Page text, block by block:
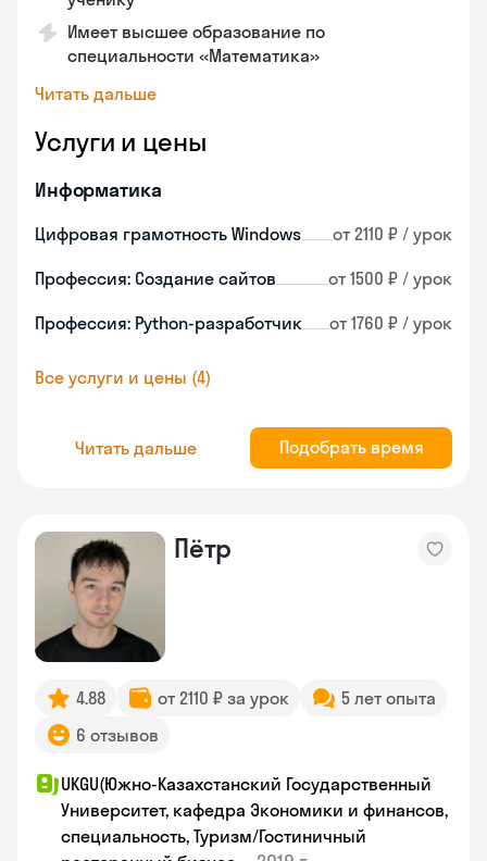
Имеет высшее образование по
специальности «Математика»
Читать дальше
Услуги и цены
Информатика
Цифровая грамотность Windows от 2110 ₽ / урок
Профессия: Создание сайтов от 1500 ₽ / урок
Профессия: Python-разработчик от 1760 ₽ / урок
Все услуги и цены (4)
Читать дальше Подобрать время
Пётр
4.88 от 2110 ₽ за урок
5 лет опыта
6 отзывов
UKGU(Южно-Казахстанский Государственный
Университет, кафедра Экономики и финансов,
специальность, Туризм/Гостиничный